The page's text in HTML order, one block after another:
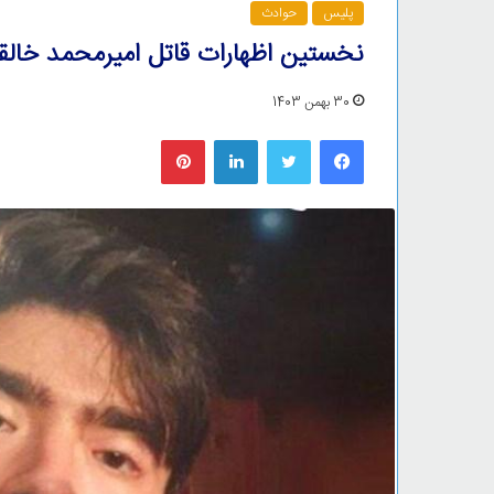
پلیس حوادث
نخستین اظهارات قاتل امیرمحمد
30 بهمن 1403
فیس بوک لینکدین